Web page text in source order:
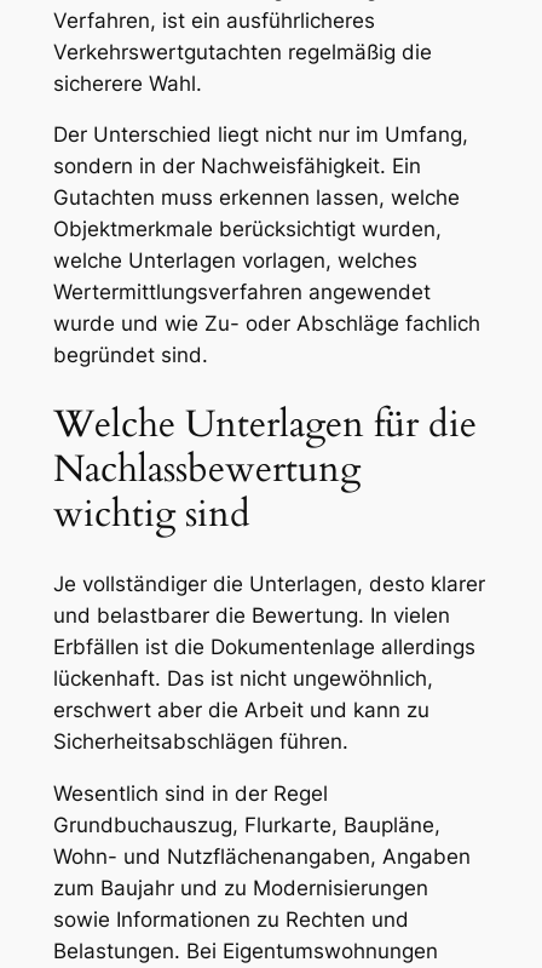
Verfahren, ist ein ausführlicheres
Verkehrswertgutachten regelmäßig die
sicherere Wahl.
Der Unterschied liegt nicht nur im Umfang,
sondern in der Nachweisfähigkeit. Ein
Gutachten muss erkennen lassen, welche
Objektmerkmale berücksichtigt wurden,
welche Unterlagen vorlagen, welches
Wertermittlungsverfahren angewendet
wurde und wie Zu- oder Abschläge fachlich
begründet sind.
Welche Unterlagen für die
Nachlassbewertung
wichtig sind
Je vollständiger die Unterlagen, desto klarer
und belastbarer die Bewertung. In vielen
Erbfällen ist die Dokumentenlage allerdings
lückenhaft. Das ist nicht ungewöhnlich,
erschwert aber die Arbeit und kann zu
Sicherheitsabschlägen führen.
Wesentlich sind in der Regel
Grundbuchauszug, Flurkarte, Baupläne,
Wohn- und Nutzflächenangaben, Angaben
zum Baujahr und zu Modernisierungen
sowie Informationen zu Rechten und
Belastungen. Bei Eigentumswohnungen